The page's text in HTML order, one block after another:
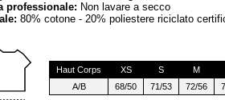
professionale: Non lavare a secco
80% cotone - 20% poliestere riciclato
Haut Corps XS S M
A/B
68/50 71/53 72/56